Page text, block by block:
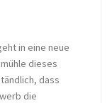
in eine neue
dieses
dass
die